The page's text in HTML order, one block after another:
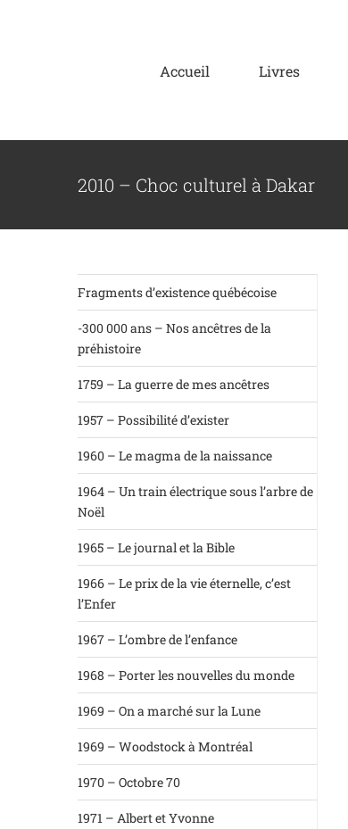
Accueil Livres
2010 – Choc culturel à Dakar
Fragments d’existence québécoise
-300 000 ans – Nos ancêtres de la
préhistoire
1759 – La guerre de mes ancêtres
1957 – Possibilité d’exister
1960 – Le magma de la naissance
1964 – Un train électrique sous l’arbre de
Noël
1965 – Le journal et la Bible
1966 – Le prix de la vie éternelle, c’est
l’Enfer
1967 – L’ombre de l’enfance
1968 – Porter les nouvelles du monde
1969 – On a marché sur la Lune
1969 – Woodstock à Montréal
1970 – Octobre 70
1971 – Albert et Yvonne